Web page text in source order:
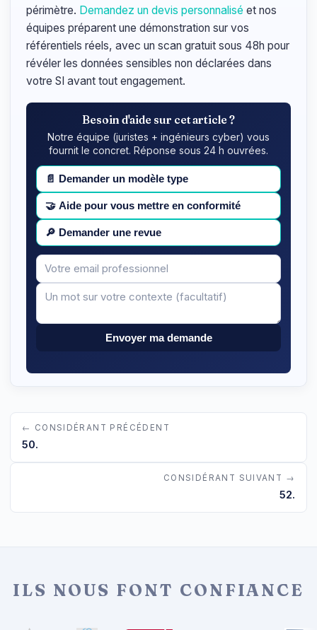
périmètre. Demandez un devis personnalisé et nos
équipes préparent une démonstration sur vos
référentiels réels, avec un scan gratuit sous 48h pour
révéler les données sensibles non déclarées dans
votre SI avant tout engagement.
Besoin d'aide sur cet article ?
Notre équipe (juristes + ingénieurs cyber) vous
fournit le concret. Réponse sous 24 h ouvrées.
📄 Demander un modèle type
🤝 Aide pour vous mettre en conformité
🔎 Demander une revue
Votre
email
Message
Envoyer ma demande
← CONSIDÉRANT PRÉCÉDENT
50.
CONSIDÉRANT SUIVANT →
52.
ILS NOUS FONT CONFIANCE